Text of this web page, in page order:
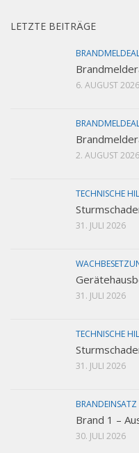
LETZTE BEITRÄGE
6. AUGUST 2026
2. AUGUST 2026
TECHNISCHE
31. JULI 2026
31. JULI 2026
TECHNISCHE
31. JULI 2026
BRANDEINSATZ
Brand 1 –
30. JULI 2026